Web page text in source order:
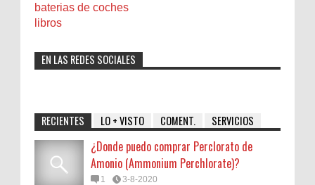
baterias de coches
libros
EN LAS REDES SOCIALES
RECIENTES LO + VISTO COMENT. SERVICIOS
¿Donde puedo comprar Perclorato de
Amonio (Ammonium Perchlorate)?
1 3-8-2020